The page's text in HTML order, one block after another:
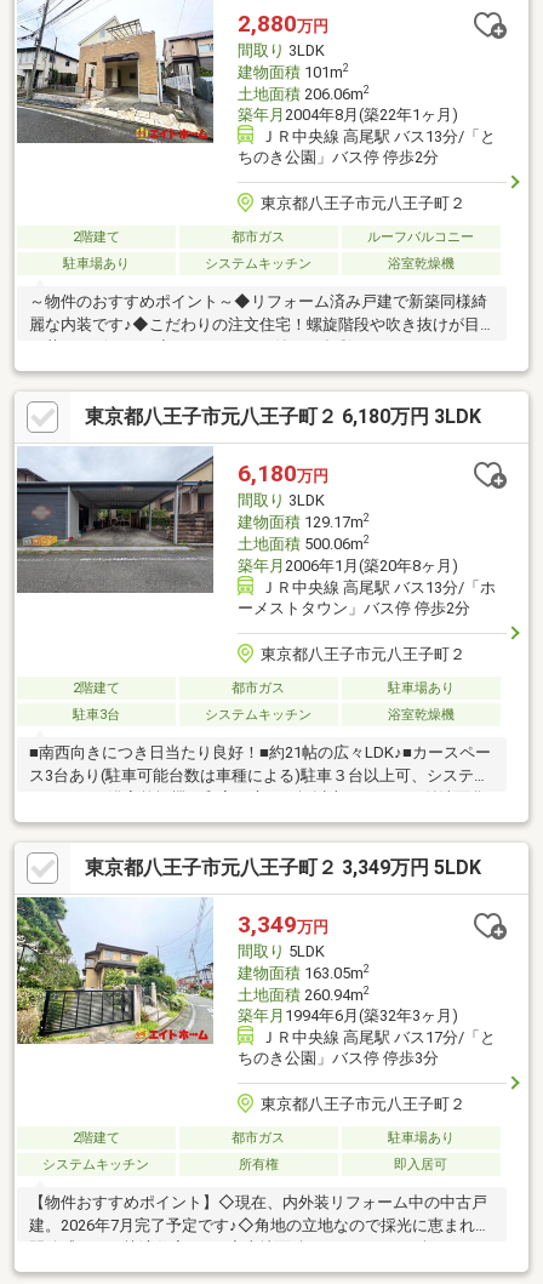
【受付時間】10:00～19:00【定休日】水曜
2,880万円
間取り 3LDK
建物面積101m2
土地面積206.06m2
築年月 2004年8月(築22年1ヶ月)
ＪＲ中央線 高尾駅 バス13分/「と
ちのき公園」バス停 停歩2分
東京都八王子市元八王子町２
2階建て 都市ガス
ルーフバルコニー
駐車場あり
システムキッチン 浴室乾燥機
～物件のおすすめポイント～◆リフォーム済み戸建で新築同様綺
麗な内装です♪◆こだわりの注文住宅！螺旋階段や吹き抜けが目
フィット♪◆周辺は緑豊かで閑静な住宅地◎◆カースペース付き
でマイカーも安心！【リフォーム内容】◆屋根/外壁塗装◆全部屋
クロス張替え◆IHコンロ交換◆キッチン・洗面台水栓交換◆トイ
レ交換◆防蟻処理◆ハウスクリーニング 他【周辺環境】
◆TAIRAYA元八王子店(2000m)まで車で5分◆八王子市立城山小学
校(1500m)まで徒歩20分◆八王子市立城山中学校(1200m)まで徒歩
22分
東京都八王子市元八王子町２ 6,180万円 3LDK
6,180万円
間取り 3LDK
建物面積129.17m2
土地面積500.06m2
築年月 2006年1月(築20年8ヶ月)
ＪＲ中央線 高尾駅 バス13分/「ホ
ーメストタウン」バス停 停歩2分
東京都八王子市元八王子町２
2階建て 都市ガス
駐車場あり
駐車3台
システムキッチン 浴室乾燥機
■南西向きにつき日当たり良好！■約21帖の広々LDK♪■カースペー
ス3台あり(駐車可能台数は車種による)駐車３台以上可、システム
キッチン、浴室乾燥機、和室、庭１０坪以上、シャワー付洗面化
粧台、対面式キッチン、EV車充電設備、トイレ２ヶ所、浴室１坪
以上、床下収納、都市ガス
東京都八王子市元八王子町２ 3,349万円 5LDK
3,349万円
間取り 5LDK
建物面積163.05m2
土地面積260.94m2
築年月 1994年6月(築32年3ヶ月)
ＪＲ中央線 高尾駅 バス17分/「と
ちのき公園」バス停 停歩3分
東京都八王子市元八王子町２
2階建て 都市ガス
駐車場あり
システムキッチン
所有権 即入居可
【物件おすすめポイント】◇現在、内外装リフォーム中の中古戸
建。2026年7月完了予定です♪◇角地の立地なので採光に恵まれ、
とりある敷地です♪◇2階居室は全室南向きで陽当たり良好です